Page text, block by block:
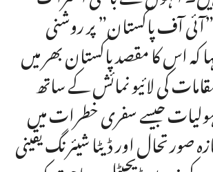
آف پاکستان” پر روشنی
کہ اس کا مقصد پاکستان بھر میں
کی لائیو نمائش کے ساتھ
جیسے سفری خطرات میں
صورتحال اور ڈیٹا شیئرنگ یقینی